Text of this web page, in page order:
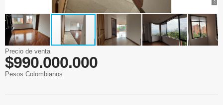
Precio de venta
$990.000.000
Pesos Colombianos